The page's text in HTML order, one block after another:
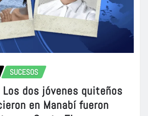
SUCESOS
Los dos jóvenes quiteños
en Manabí fueron